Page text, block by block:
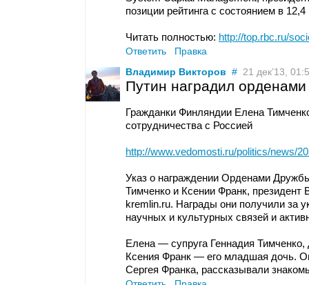
позиции рейтинга с состоянием в
Читать полностью: http://top.rbc.ru/
Ответить
Правка
Владимир Викторов # 21 дек’13,
Путин наградил
Гражданки Финляндии Елена
сотрудничества с Россией
http://www.vedomosti.ru/politics/news/
Указ о награждении Орденами
Тимченко и Ксении Франк, президент
kremlin.ru. Награды они получили за
научных и культурных связей и
Елена — супруга Геннадия
Ксения Франк — его младшая дочь.
Сергея Франка, рассказывали